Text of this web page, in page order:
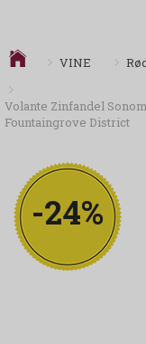
VINE
Volante Zinfandel
Fountaingrove District
-24%